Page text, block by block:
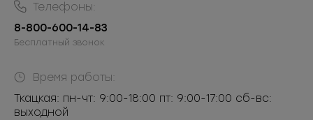
Телефоны:
8-800-600-14-83
Бесплатный звонок
Время работы:
Ткацкая: пн-чт: 9:00-18:00 пт: 9:00-17:00 сб-вс:
выходной